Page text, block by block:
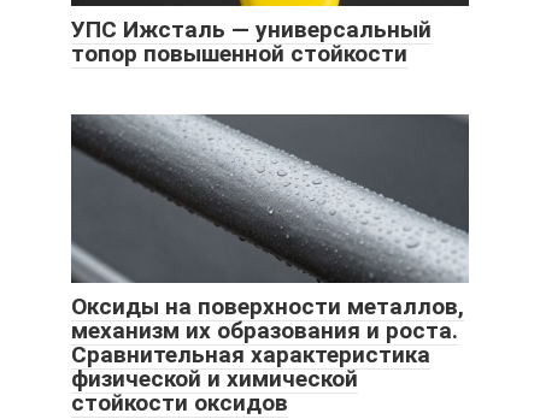
УПС Ижсталь — универсальный
топор повышенной стойкости
Оксиды на поверхности металлов,
механизм их образования и роста.
Сравнительная характеристика
физической и химической
стойкости оксидов